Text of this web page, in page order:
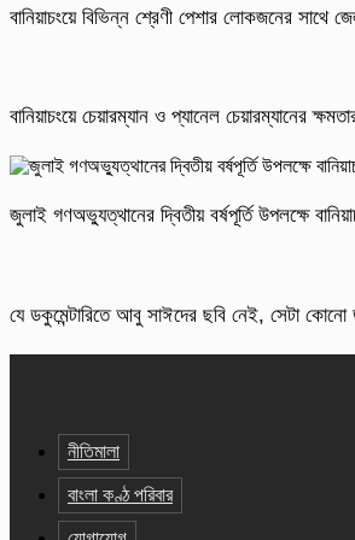
বানিয়াচংয়ে বিভিন্ন শ্রেণী পেশার লোকজনের সাথে
বানিয়াচংয়ে চেয়ারম্যান ও প্যানেল চেয়ারম্যানের
জুলাই গণঅভ্যুত্থানের দ্বিতীয় বর্ষপূর্তি উপলক্ষে
যে ডকুমেন্টারিতে আবু সাঈদের ছবি নেই, সেটা কোনো
নীতিমালা
বাংলা কণ্ঠ পরিবার